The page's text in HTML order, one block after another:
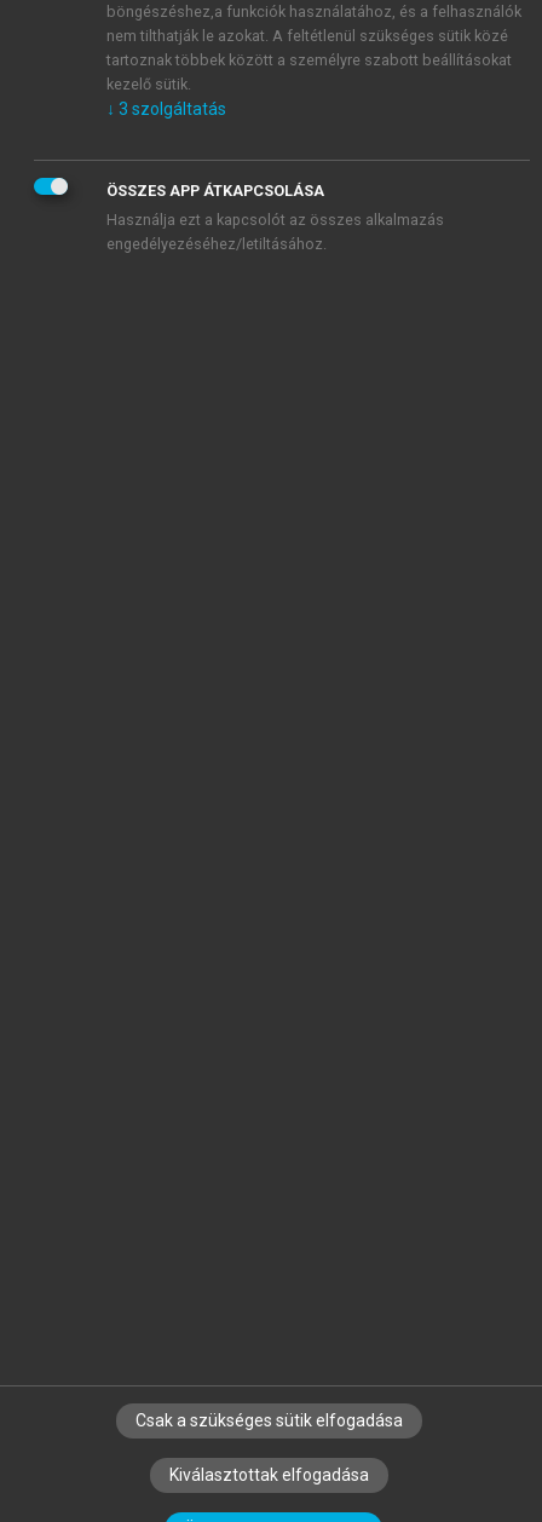
Általános vásárlási feltételeket, valamint a szotar.netés a
mersz.huoldalak licencszerződéseiben foglaltakat
tudomásul veszem és elfogadom.
KIPRÓBÁLOM
SZERZŐKNEK CÉGEKNEK KÖNYVTÁROSOKNAK
SZERKESZTÉSI ÉS LEKTORÁLÁSI ALAPELVEK
böngészéshez,a funkciók használatához, és a felhasználók
nem tilthatják le azokat. A feltétlenül szükséges sütik közé
tartoznak többek között a személyre szabott beállításokat
kezelő sütik.
↓ 3 szolgáltatás
ÖSSZES APP ÁTKAPCSOLÁSA
Használja ezt a kapcsolót az összes alkalmazás
engedélyezéséhez/letiltásához.
Csak a szükséges sütik elfogadása
Kiválasztottak elfogadása